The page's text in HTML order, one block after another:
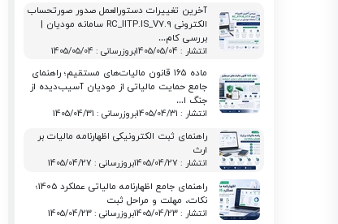
آخرین تغییرات دستورالعمل صدور صورتحساب
الکترونی RC_IITP.IS_V7.9 سامانه مودیان |
بررسی کام…
انتشار : 1405/05/04 بروزرسانی : 1405/05/04
ماده ۱۶۵ قانون مالیات‌های مستقیم؛ راهنمای
جامع حمایت مالیاتی از مودیان آسیب‌دیده از
جنگ ا…
انتشار : 1405/04/31 بروزرسانی : 1405/04/31
راهنمای ثبت الکترونیکی اظهارنامه مالیات بر
ارث
انتشار : 1405/04/27 بروزرسانی : 1405/04/27
راهنمای جامع اظهارنامه مالیاتی عملکرد 1405؛
نکات، مهلت و مراحل ثبت
انتشار : 1405/04/23 بروزرسانی : 1405/04/23